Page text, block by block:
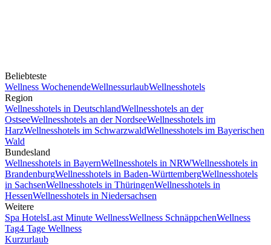
Beliebteste
Wellness WochenendeWellnessurlaubWellnesshotels
Region
Wellnesshotels in DeutschlandWellnesshotels an der
OstseeWellnesshotels an der NordseeWellnesshotels im
HarzWellnesshotels im SchwarzwaldWellnesshotels im Bayerischen
Wald
Bundesland
Wellnesshotels in BayernWellnesshotels in NRWWellnesshotels in
BrandenburgWellnesshotels in Baden-WürttembergWellnesshotels
in SachsenWellnesshotels in ThüringenWellnesshotels in
HessenWellnesshotels in Niedersachsen
Weitere
Spa HotelsLast Minute WellnessWellness SchnäppchenWellness
Tag4 Tage Wellness
Kurzurlaub